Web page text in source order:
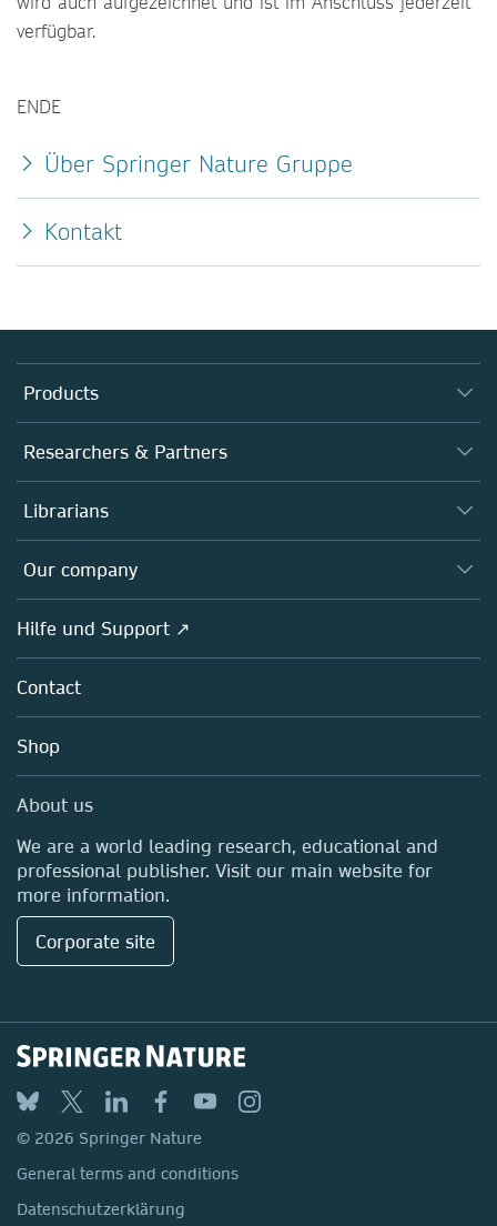
verfügbar.
ENDE
Über Springer Nature Gruppe
Kontakt
Products
Journals
Books
Platforms
Researchers & Partners
Autor*innen
Editors
Open science
Policies
Librarians
Overview
Our company
Overview
About us
Careers
Media Centre
Locations & Contact
Hilfe und Support ↗
Contact
Shop
About us
We are a world leading research, educational and
professional publisher. Visit our main website for
more information.
Corporate site
© 2026 Springer Nature
General terms and conditions
Datenschutzerklärung